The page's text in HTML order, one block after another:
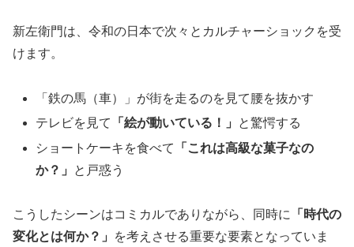
新左衛門は、令和の日本で次々とカルチャーショックを受
けます。
「鉄の馬（車）」が街を走るのを見て腰を抜かす
テレビを見て
「絵が動いている！」
と驚愕する
ショートケーキを食べて
「これは高級な菓子なの
か？」
と戸惑う
こうしたシーンはコミカルでありながら、同時に
「時代の
変化とは何か？」
を考えさせる重要な要素となっていま